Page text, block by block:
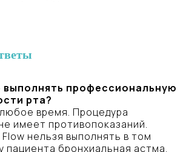
выполнять профессиональную
рта?
время. Процедура
имеет противопоказаний.
нельзя выполнять в том
пациента бронхиальная астма.
УЛЫБКЕ
план
будет адаптирован